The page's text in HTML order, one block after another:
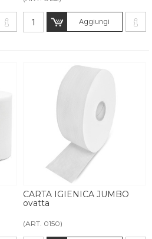
Aggiungi
CARTA IGIENICA JUMBO
ovatta
(ART. 0150)